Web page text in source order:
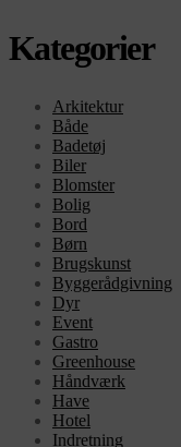
Kategorier
Arkitektur
Både
Badetøj
Biler
Blomster
Bolig
Bord
Børn
Brugskunst
Byggerådgivning
Dyr
Event
Gastro
Greenhouse
Håndværk
Have
Hotel
Indretning